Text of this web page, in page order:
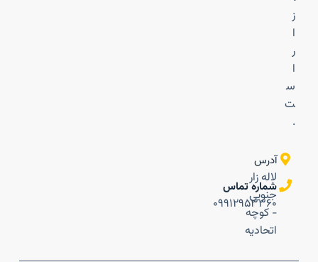
ز
ا
ر
ا
س
ت
.
آدرس
لاله زار
جنوبی
- کوچه
اتحادیه
شماره تماس
۰۹۹۱۲۹۵۳۳۶۰